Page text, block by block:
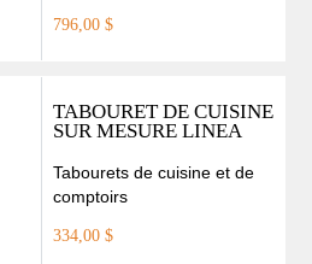
796,00 $
TABOURET DE CUISINE
SUR MESURE LINEA
Tabourets de cuisine et de
comptoirs
334,00 $